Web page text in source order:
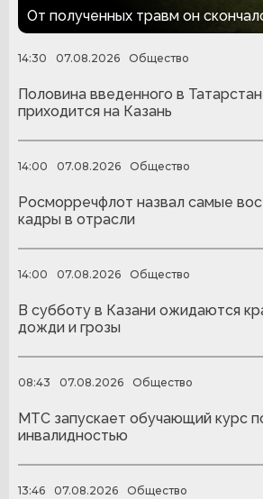
От полученных травм он
14:30 07.08.2026 Общество
Половина введенного в
приходится на Казань
14:00 07.08.2026 Общество
Росморречфлот назвал самые
кадры в отрасли
14:00 07.08.2026 Общество
В субботу в Казани ожидаются
дожди и грозы
08:43 07.08.2026 Общество
МТС запускает обучающий курс
инвалидностью
13:46 07.08.2026 Общество